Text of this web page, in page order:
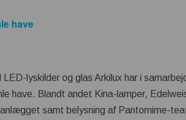
have
LED-lyskilder og glas Arkilux har i
have. Blandt andet Kina-lamper,
samt belysning af Pantomime-